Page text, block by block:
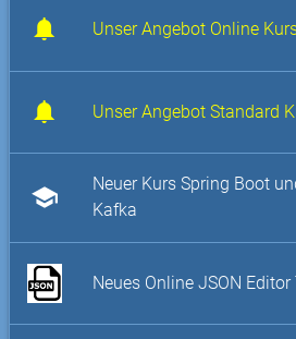
Unser Angebot Online
Unser Angebot Standard
school
Neuer Kurs Spring Boot
Kafka
Neues Online JSON Editor